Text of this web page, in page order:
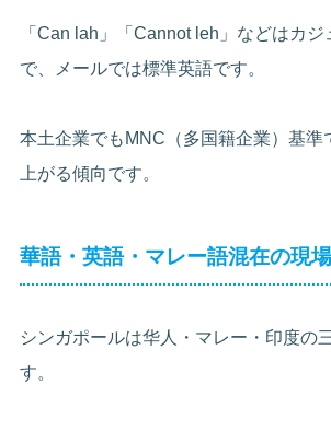
「Can lah」「Cannot leh」などはカジ
で、メールでは標準英語です。
本土企業でもMNC（多国籍企業）基準
上がる傾向です。
華語・英語・マレー語混在の現
シンガポールは华人・マレー・印度の
す。